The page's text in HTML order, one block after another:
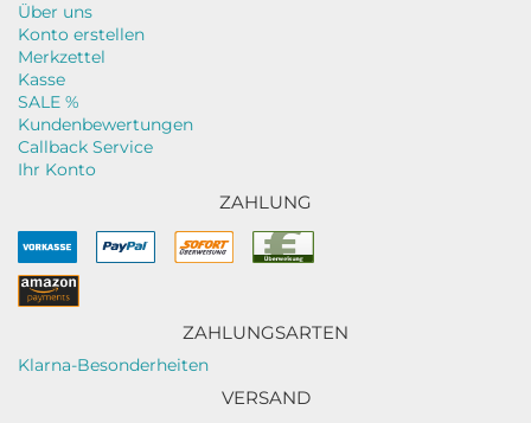
Über uns
Konto erstellen
Merkzettel
Kasse
SALE %
Kundenbewertungen
Callback Service
Ihr Konto
ZAHLUNG
ZAHLUNGSARTEN
Klarna-Besonderheiten
VERSAND